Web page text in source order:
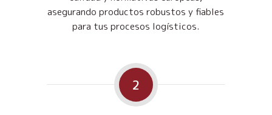
asegurando productos robustos y fiables
para tus procesos logísticos.
2